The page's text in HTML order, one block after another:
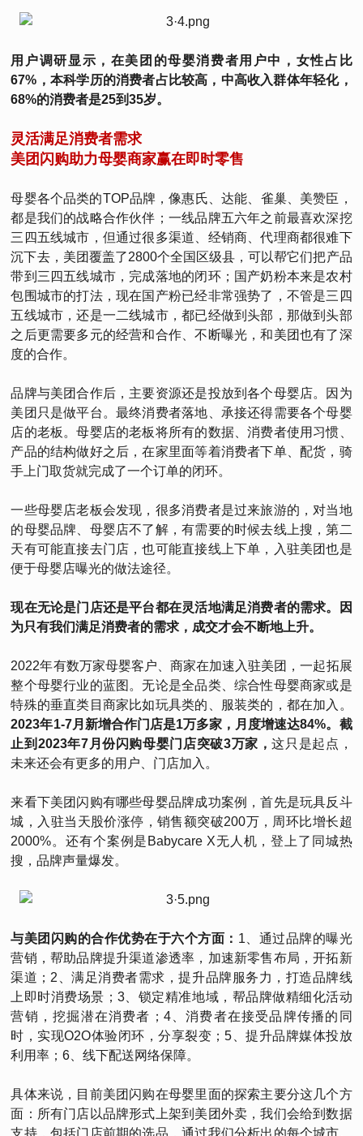
用户调研显示，在美团的母婴消费者用户中，女性占比
67%，本科学历的消费者占比较高，中高收入群体年轻化，
68%的消费者是25到35岁。
灵活满足消费者需求
美团闪购助力母婴商家赢在即时零售
母婴各个品类的TOP品牌，像惠氏、达能、雀巢、美赞臣，
都是我们的战略合作伙伴；一线品牌五六年之前最喜欢深挖
三四五线城市，但通过很多渠道、经销商、代理商都很难下
沉下去，美团覆盖了2800个全国区级县，可以帮它们把产品
带到三四五线城市，完成落地的闭环；国产奶粉本来是农村
包围城市的打法，现在国产粉已经非常强势了，不管是三四
五线城市，还是一二线城市，都已经做到头部，那做到头部
之后更需要多元的经营和合作、不断曝光，和美团也有了深
度的合作。
品牌与美团合作后，主要资源还是投放到各个母婴店。因为
美团只是做平台。最终消费者落地、承接还得需要各个母婴
店的老板。母婴店的老板将所有的数据、消费者使用习惯、
产品的结构做好之后，在家里面等着消费者下单、配货，骑
手上门取货就完成了一个订单的闭环。
一些母婴店老板会发现，很多消费者是过来旅游的，对当地
的母婴品牌、母婴店不了解，有需要的时候去线上搜，第二
天有可能直接去门店，也可能直接线上下单，入驻美团也是
便于母婴店曝光的做法途径。
现在无论是门店还是平台都在灵活地满足消费者的需求。因
为只有我们满足消费者的需求，成交才会不断地上升。
2022年有数万家母婴客户、商家在加速入驻美团，一起拓展
整个母婴行业的蓝图。无论是全品类、综合性母婴商家或是
特殊的垂直类目商家比如玩具类的、服装类的，都在加入。
2023年1-7月新增合作门店是1万多家，月度增速达84%。截
止到2023年7月份闪购母婴门店突破3万家，这只是起点，
未来还会有更多的用户、门店加入。
来看下美团闪购有哪些母婴品牌成功案例，首先是玩具反斗
城，入驻当天股价涨停，销售额突破200万，周环比增长超
2000%。还有个案例是Babycare X无人机，登上了同城热
搜，品牌声量爆发。
与美团闪购的合作优势在于六个方面： 1、通过品牌的曝光
营销，帮助品牌提升渠道渗透率，加速新零售布局，开拓新
渠道；2、满足消费者需求，提升品牌服务力，打造品牌线
上即时消费场景；3、锁定精准地域，帮品牌做精细化活动
营销，挖掘潜在消费者；4、消费者在接受品牌传播的同
时，实现O2O体验闭环，分享裂变；5、提升品牌媒体投放
利用率；6、线下配送网络保障。
具体来说，目前美团闪购在母婴里面的探索主要分这几个方
面：所有门店以品牌形式上架到美团外卖，我们会给到数据
支持，包括门店前期的选品，通过我们分析出的每个城市、